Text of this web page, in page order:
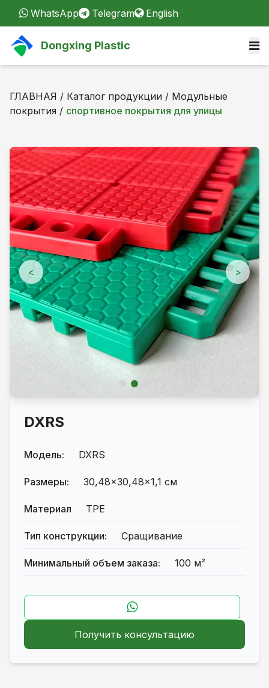
WhatsApp Telegram English
Dongxing Plastic
ГЛАВНАЯ / Каталог продукции / Модульные
покрытия / спортивное покрытия для улицы
< >
DXRS
Модель: DXRS
Размеры: 30,48×30,48×1,1 см
Материал TPE
Тип конструкции: Сращивание
Минимальный объем заказа: 100 м²
Получить консультацию